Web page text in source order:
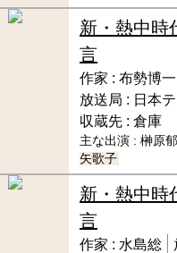
新・熱中時
言
作家 : 布勢博一
放送局 : 日本
収蔵先 : 倉庫
主な出演 : 榊原
矢歌子
新・熱中時
言
作家 : 水島総